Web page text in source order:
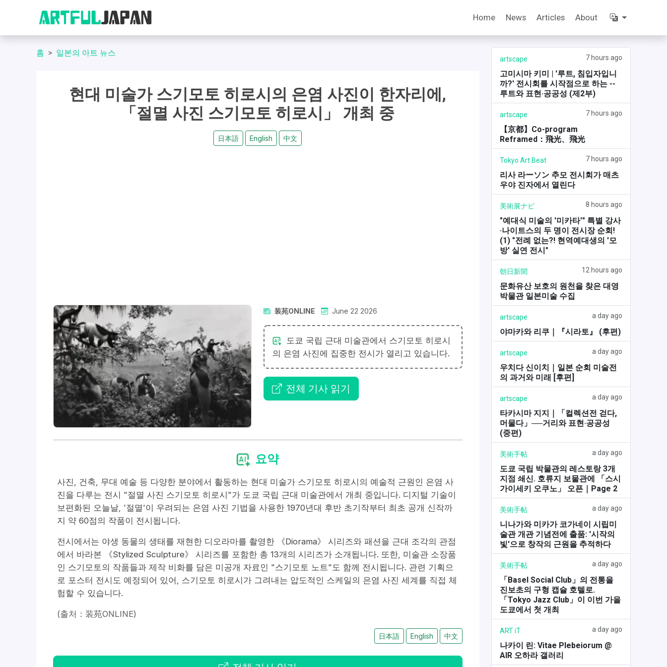
Home News Articles About
홈 일본의 아트 뉴스
현대 미술가 스기모토 히로시의 은염 사진이 한자리에,
「절멸 사진 스기모토 히로시」 개최 중
日本語 English 中文
装苑ONLINE June 22 2026
도쿄 국립 근대 미술관에서 스기모토 히로시
의 은염 사진에 집중한 전시가 열리고 있습니다.
전체 기사 읽기
요약
사진, 건축, 무대 예술 등 다양한 분야에서 활동하는 현대 미술가 스기모토 히로시의 예술적 근원인 은염 사
진을 다루는 전시 "절멸 사진 스기모토 히로시"가 도쿄 국립 근대 미술관에서 개최 중입니다. 디지털 기술이
보편화된 오늘날, '절멸'이 우려되는 은염 사진 기법을 사용한 1970년대 후반 초기작부터 최초 공개 신작까
지 약 60점의 작품이 전시됩니다.
전시에서는 야생 동물의 생태를 재현한 디오라마를 촬영한 《Diorama》 시리즈와 패션을 근대 조각의 관점
에서 바라본 《Stylized Sculpture》 시리즈를 포함한 총 13개의 시리즈가 소개됩니다. 또한, 미술관 소장품
인 스기모토의 작품들과 제작 비화를 담은 미공개 자료인 "스기모토 노트"도 함께 전시됩니다. 관련 기획으
로 포스터 전시도 예정되어 있어, 스기모토 히로시가 그려내는 압도적인 스케일의 은염 사진 세계를 직접 체
험할 수 있습니다.
(출처：装苑ONLINE)
日本語 English 中文
artscape 7 hours ago
고미시마 키미 | '루트, 침입자입니
까?' 전시회를 시작점으로 하는 --
루트와 표현·공공성 (제2부)
artscape 7 hours ago
【京都】Co-program
Reframed：飛光、飛光
Tokyo Art Beat 7 hours ago
리사 라ーソン 추모 전시회가 매츠
우야 진자에서 열린다
美術展ナビ 8 hours ago
"예대식 미술의 '미카타'" 특별 강사
·나이트스의 두 명이 전시장 순회!
(1) "전례 없는?! 현역예대생의 '모
방' 실연 전시"
朝日新聞 12 hours ago
문화유산 보호의 원천을 찾은 대영
박물관 일본미술 수집
artscape a day ago
야마카와 리쿠｜『시라토』 (후편)
artscape a day ago
우치다 신이치｜일본 순회 미술전
의 과거와 미래 [후편]
artscape a day ago
타카시마 지지｜「컬렉션전 걷다,
머물다」──거리와 표현·공공성
(중편)
美術手帖 a day ago
도쿄 국립 박물관의 레스토랑 3개
지점 쇄신. 호류지 보물관에 「스시
가이세키 오쿠노」 오픈｜Page 2
美術手帖 a day ago
니나가와 미카가 코가네이 시립미
술관 개관 기념전에 출품: '시작의
빛'으로 창작의 근원을 추적하다
美術手帖 a day ago
「Basel Social Club」의 전통을
진보초의 구형 캡슐 호텔로.
「Tokyo Jazz Club」이 이번 가을
도쿄에서 첫 개최
ART iT a day ago
나카이 린: Vitae Plebeiorum @
AIR 오하라 갤러리